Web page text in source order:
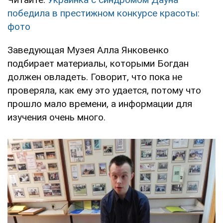
победила в престижном конкурсе красоты:
фото
Заведующая Музея Алла Янковенко
подбирает материалы, которыми Богдан
должен овладеть. Говорит, что пока не
проверяла, как ему это удается, потому что
прошло мало времени, а информации для
изучения очень много.